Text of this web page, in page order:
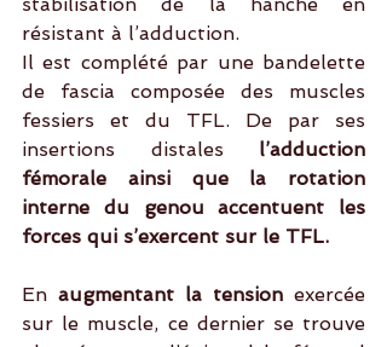
résistant à l’adduction.
Il est complété par une bandelette
de fascia composée des muscles
fessiers et du TFL. De par ses
insertions distales l’adduction
fémorale ainsi que la rotation
interne du genou accentuent les
forces qui s’exercent sur le TFL.
En augmentant la tension exercée
sur le muscle, ce dernier se trouve